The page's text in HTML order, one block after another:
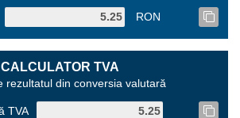
RON
CALCULATOR TVA
rezultatul din conversia valutară
TVA